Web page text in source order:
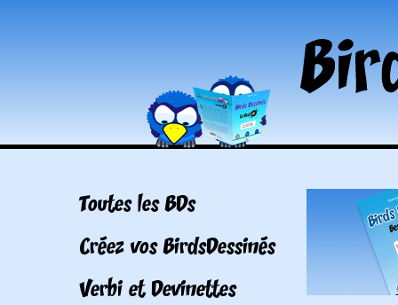
Toutes les BDs
Créez vos BirdsDessinés
Verbi et Devinettes